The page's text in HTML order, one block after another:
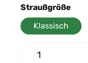
Straußgröße
Klassisch
Produkt